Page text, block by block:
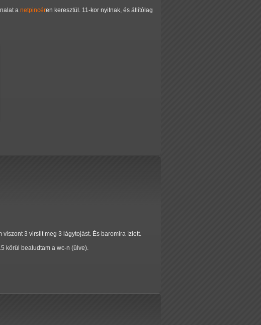
a netpincéren keresztül. 11-kor nyitnak, és állítólag
3 virslit meg 3 lágytojást. És baromira ízlett.
körül bealudtam a wc-n (ülve).